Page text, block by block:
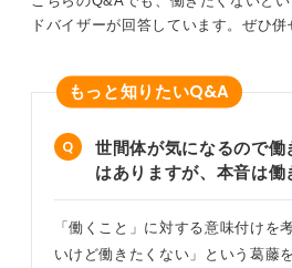
ドバイザーが回答しています。ぜひ併
もっと知りたいQ&A
世間体が気になるので働
はありますが、本音は働
「働くこと」に対する意味付けを
いけど働きたくない」という葛藤